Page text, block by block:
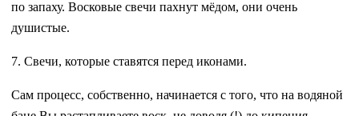
по запаху. Восковые свечи пахнут мёдом, они очень
душистые.
7. Свечи, которые ставятся перед иконами.
Сам процесс, собственно, начинается с того, что на водяной